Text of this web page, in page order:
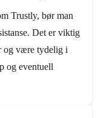
Trustly, bør man
Det er viktig
og være tydelig i
og eventuell